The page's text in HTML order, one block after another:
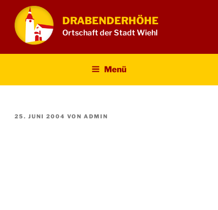
Inhalt
springen
DRABENDERHÖHE
Ortschaft der Stadt Wiehl
Menü
VERÖFFENTLICHT
25. JUNI 2004 VON ADMIN